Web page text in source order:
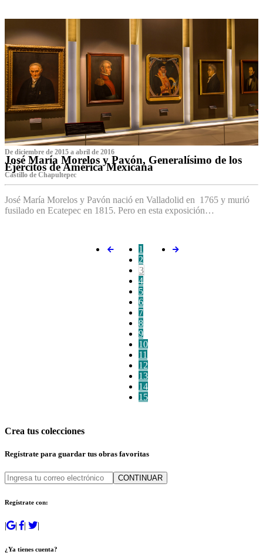
De diciembre de 2015 a abril de 2016
José María Morelos y Pavón, Generalísimo de los
Ejércitos de América Mexicana
C‌astillo de Chapultepec
José María Morelos y Pavón nació en Valladolid en 1765 y murió
fusilado en Ecatepec en 1815. Pero en esta exposición…
1
2
3
4
5
6
7
8
9
10
11
12
13
14
15
Crea tus colecciones
Regístrate para guardar tus obras favoritas
CONTINUAR
Regístrate con:
| | | |
¿Ya tienes cuenta?